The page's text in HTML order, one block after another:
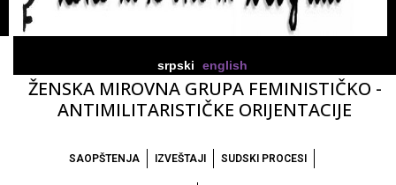
srpski english
ŽENSKA MIROVNA GRUPA FEMINISTIČKO -
ANTIMILITARISTIČKE ORIJENTACIJE
SAOPŠTENJA IZVEŠTAJI SUDSKI PROCESI